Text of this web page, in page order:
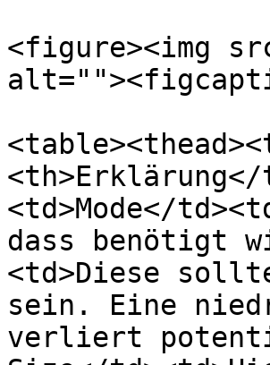
<figure><img
<td>Mode</
dass benötigt
<td>Diese
sein. Eine
verliert